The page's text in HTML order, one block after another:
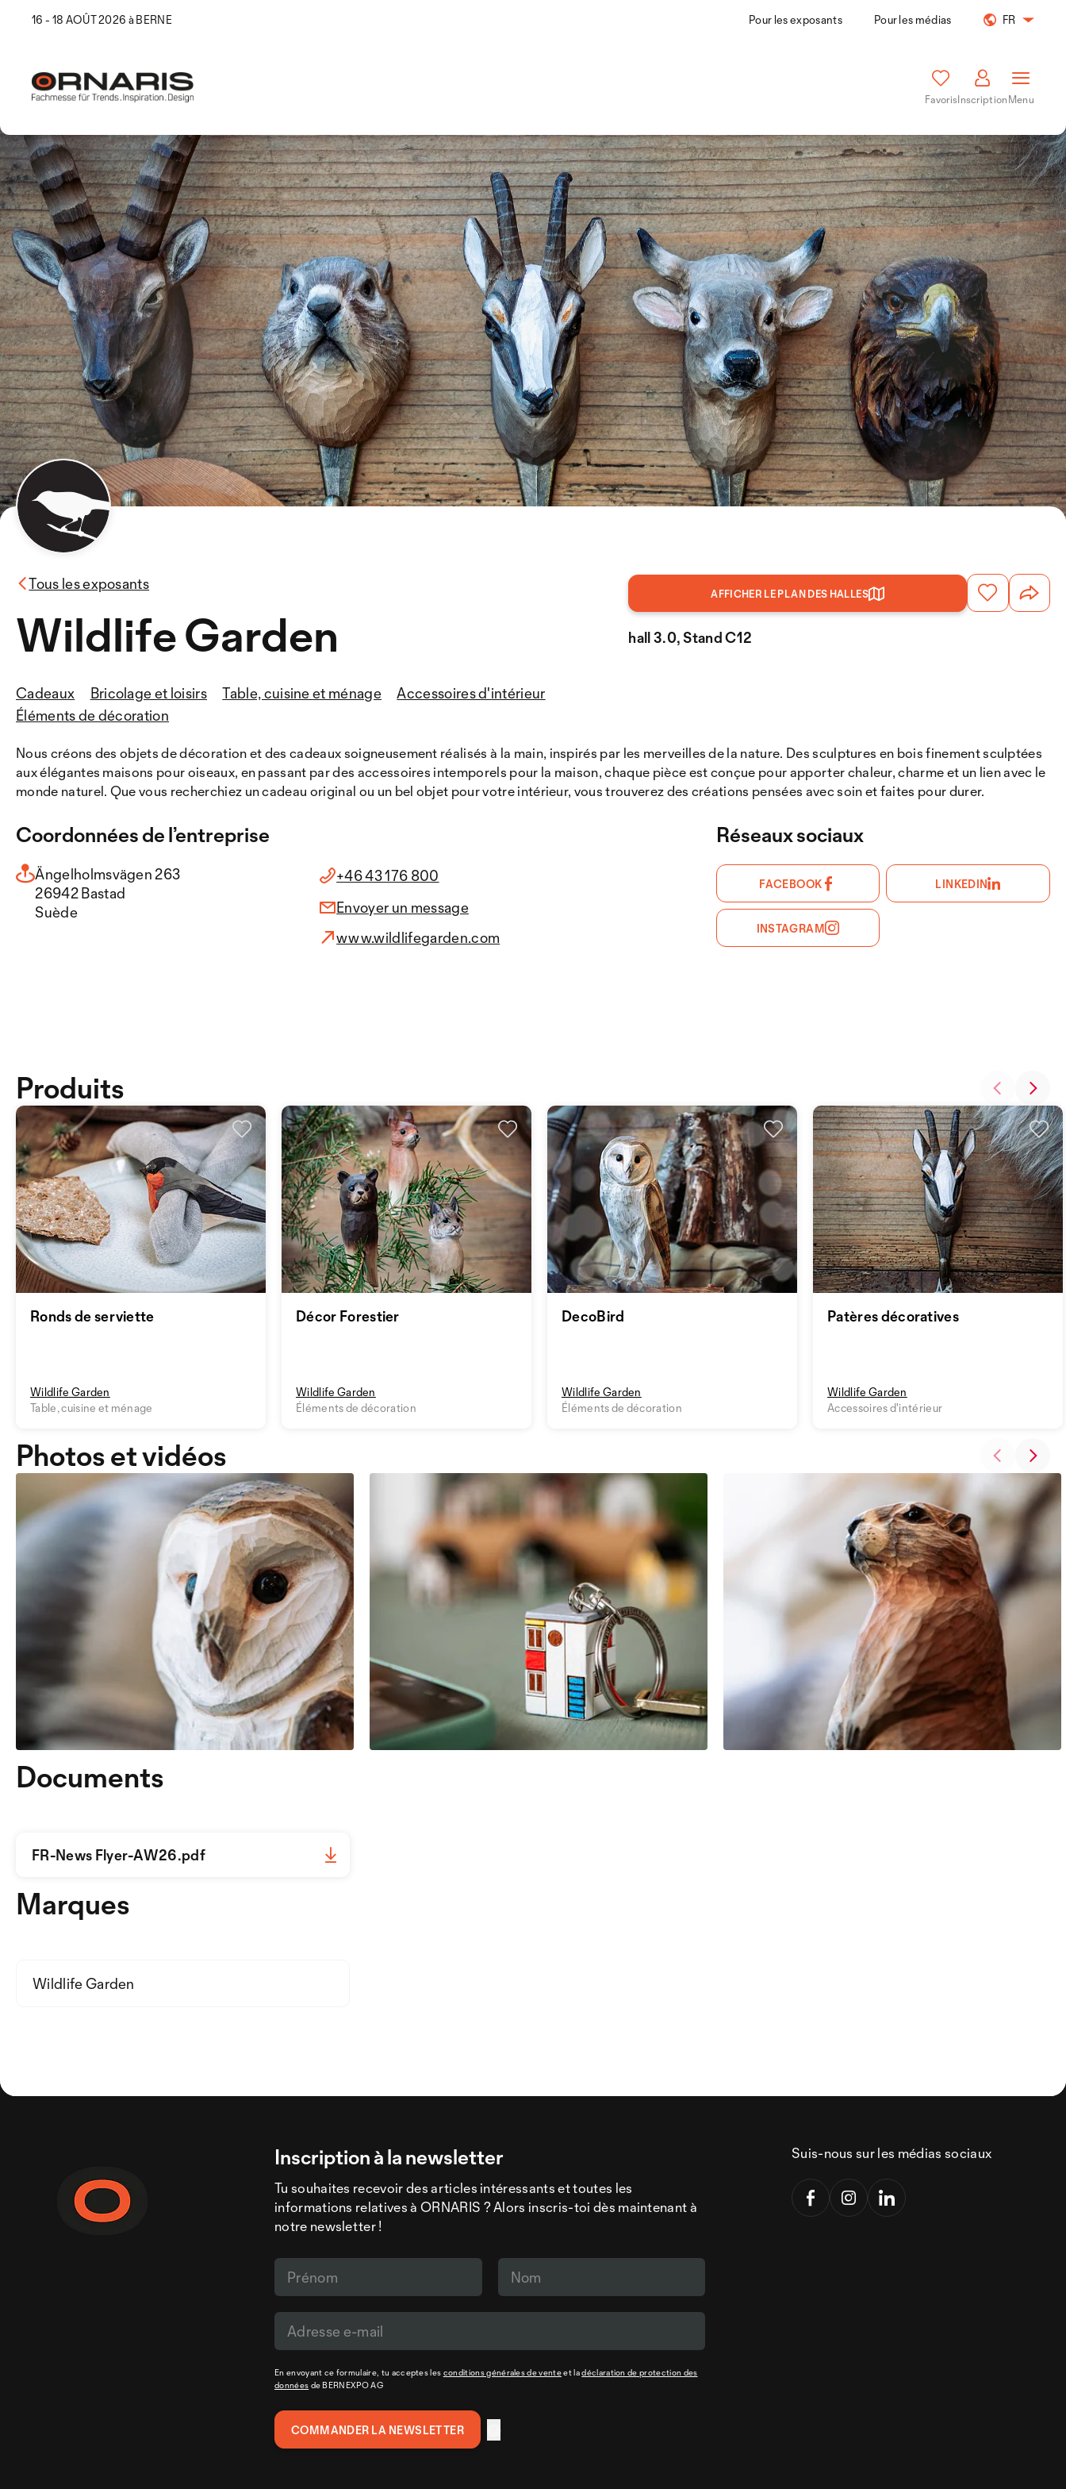
16 - 18 AOÛT 2026 à BERNE Pour les exposants Pour les médias FR
FavorisInscriptionMenu
Tous les exposants
Wildlife Garden
Cadeaux Bricolage et loisirs Table, cuisine et ménage
Accessoires d'intérieur
Éléments de décoration
AFFICHER LE PLAN DES HALLES
hall 3.0, Stand C12
Nous créons des objets de décoration et des cadeaux soigneusement réalisés à la main, inspirés par les merveilles de la nature. Des sculptures en bois finement sculptées
aux élégantes maisons pour oiseaux, en passant par des accessoires intemporels pour la maison, chaque pièce est conçue pour apporter chaleur, charme et un lien avec le
monde naturel. Que vous recherchiez un cadeau original ou un bel objet pour votre intérieur, vous trouverez des créations pensées avec soin et faites pour durer.
Coordonnées de l’entreprise
Ängelholmsvägen 263
26942 Bastad
Suède
+46 43 176 800
Envoyer un message
www.wildlifegarden.com
Réseaux sociaux
FACEBOOK LINKEDIN
INSTAGRAM
Ronds de serviette
Wildlife Garden
Table, cuisine et ménage
Décor Forestier
Wildlife Garden
Éléments de décoration
DecoBird
Wildlife Garden
Éléments de décoration
Patères décoratives
Wildlife Garden
Accessoires d'intérieur
Produits
Photos et vidéos
Documents
FR-News Flyer-AW26.pdf
Marques
Wildlife Garden
Inscription à la newsletter
Tu souhaites recevoir des articles intéressants et toutes les
informations relatives à ORNARIS ? Alors inscris-toi dès maintenant à
notre newsletter !
En envoyant ce formulaire, tu acceptes les conditions générales de venteet ladéclaration de protection des
données de BERNEXPO AG
Suis-nous sur les médias sociaux